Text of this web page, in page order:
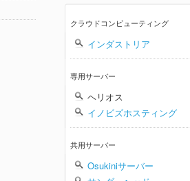
クラウドコンピューティング
インダストリア
専用サーバー
ヘリオス
イノビズホスティング
共用サーバー
Osukiniサーバー